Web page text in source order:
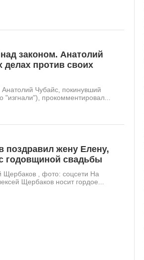
законом. Анатолий
делах против своих
Чубайс, покинувший
прокомментировал...
поздравил жену Елену,
годовщиной свадьбы
Щербаков , фото: соцсети На
Щербаков носит гордое...